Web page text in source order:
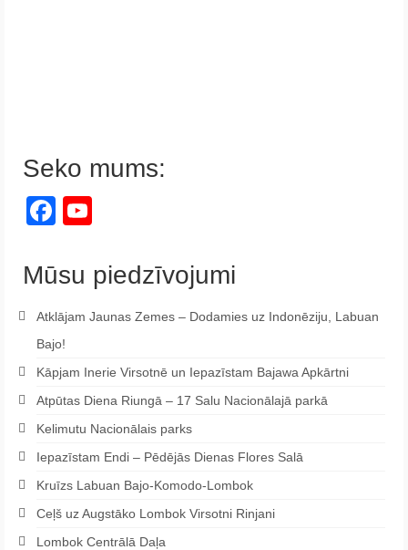
Seko mums:
Facebook
Mūsu piedzīvojumi
Atklājam Jaunas Zemes – Dodamies uz Indonēziju, Labuan
Bajo!
Kāpjam Inerie Virsotnē un Iepazīstam Bajawa Apkārtni
Atpūtas Diena Riungā – 17 Salu Nacionālajā parkā
Kelimutu Nacionālais parks
Iepazīstam Endi – Pēdējās Dienas Flores Salā
Kruīzs Labuan Bajo-Komodo-Lombok
Ceļš uz Augstāko Lombok Virsotni Rinjani
Lombok Centrālā Daļa